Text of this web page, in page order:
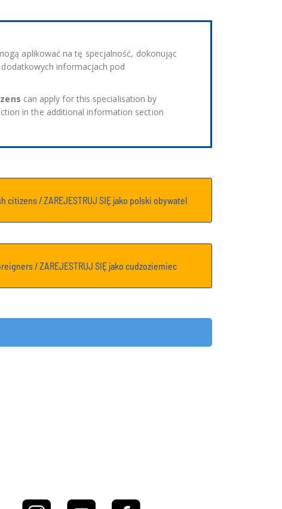
aplikować na tę specjalność, dokonując
informacjach pod
can apply for this specialisation by
in the additional information section
citizens / ZAREJESTRUJ SIĘ jako polski obywatel
/ ZAREJESTRUJ SIĘ jako cudzoziemiec